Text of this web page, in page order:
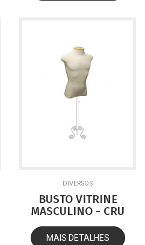
DIVERSOS
BUSTO VITRINE
MASCULINO - CRU
MAIS DETALHES